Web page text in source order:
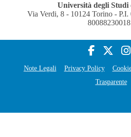
Università degli
Via Verdi, 8 - 10124 Torino - P.I.
80088230018
Note Legali Privacy Policy
Trasparente